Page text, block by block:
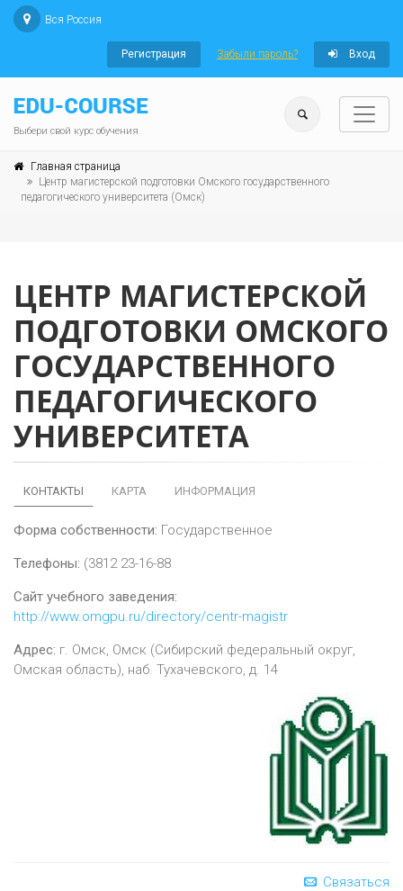
Вся Россия
Регистрация Забыли пароль? Вход
Выбери свой курс обучения
Главная страница
Центр магистерской подготовки Омского государственного
педагогического университета (Омск)
ЦЕНТР МАГИСТЕРСКОЙ
ПОДГОТОВКИ ОМСКОГО
ГОСУДАРСТВЕННОГО
ПЕДАГОГИЧЕСКОГО
УНИВЕРСИТЕТА
КОНТАКТЫ КАРТА ИНФОРМАЦИЯ
Форма собственности: Государственное
Телефоны: (3812 23-16-88
Сайт учебного заведения:
http://www.omgpu.ru/directory/centr-magistr
Адрес: г. Омск, Омск (Сибирский федеральный округ,
Омская область), наб. Тухачевского, д. 14
Связаться